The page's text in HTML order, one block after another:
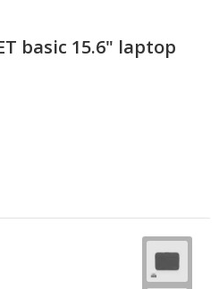
basic 15.6" laptop